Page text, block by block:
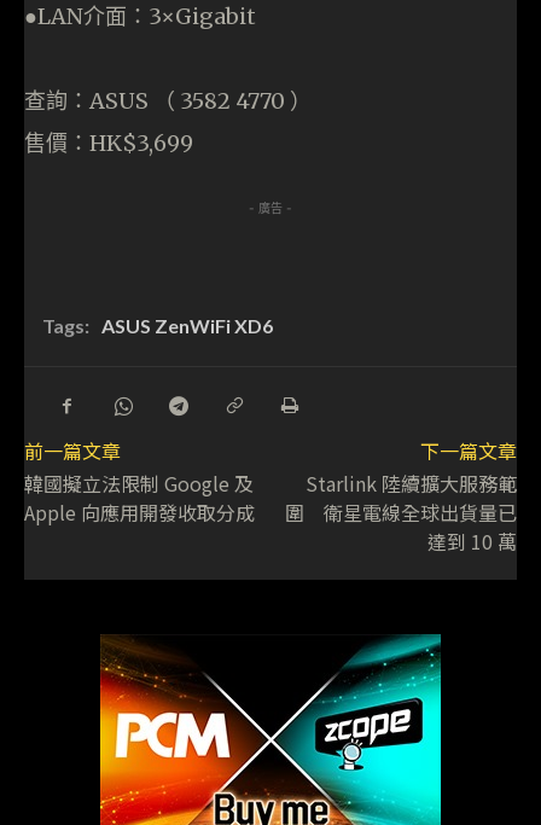
●LAN介面：3×Gigabit
查詢：ASUS （ 3582 4770 ）
售價：HK$3,699
- 廣告 -
Tags: ASUS ZenWiFi XD6
前一篇文章
韓國擬立法限制 Google 及
Apple 向應用開發收取分成
下一篇文章
Starlink 陸續擴大服務範
圍 衛星電線全球出貨量已
達到 10 萬